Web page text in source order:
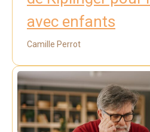
avec enfants
Camille Perrot